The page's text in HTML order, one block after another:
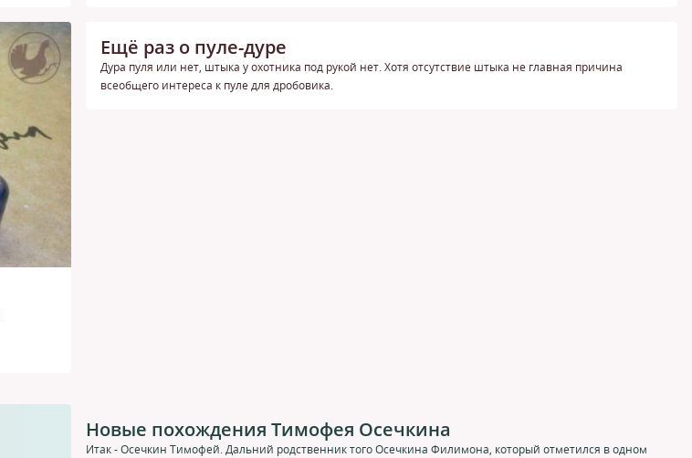
Ещё раз о пуле-дуре
Дура пуля или нет, штыка у охотника под рукой нет. Хотя отсутствие штыка не главная причина
всеобщего интереса к пуле для дробовика.
Новые похождения Тимофея Осечкина
Итак - Осечкин Тимофей. Дальний родственник того Осечкина Филимона, который отметился в одном